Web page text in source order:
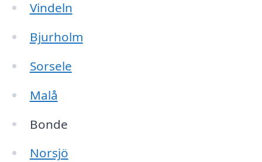
Vindeln
Bjurholm
Sorsele
Malå
Bonde
Norsjö